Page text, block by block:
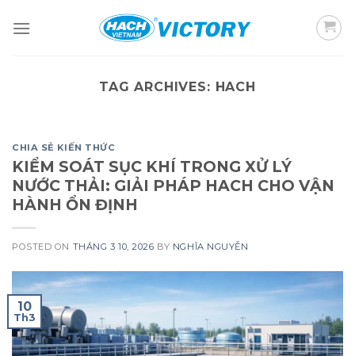
TAG ARCHIVES: HACH
CHIA SẺ KIẾN THỨC
KIỂM SOÁT SỤC KHÍ TRONG XỬ LÝ
NƯỚC THẢI: GIẢI PHÁP HACH CHO VẬN
HÀNH ỔN ĐỊNH
POSTED ON THÁNG 3 10, 2026 BY NGHĨA NGUYỄN
10
Th3